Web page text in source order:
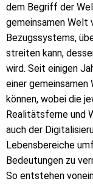
dem Begriff der
gemeinsamen Welt
Bezugssystems,
streiten kann,
wird. Seit einigen
einer gemeinsamen
können, wobei die
Realitätsferne und
auch der
Lebensbereiche
Bedeutungen zu
So entstehen